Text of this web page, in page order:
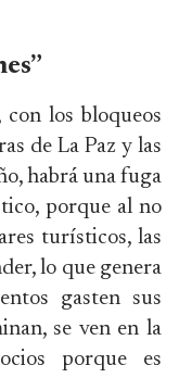
con los bloqueos
de La Paz y las
habrá una fuga
porque al no
turísticos, las
lo que genera
gasten sus
se ven en la
porque es